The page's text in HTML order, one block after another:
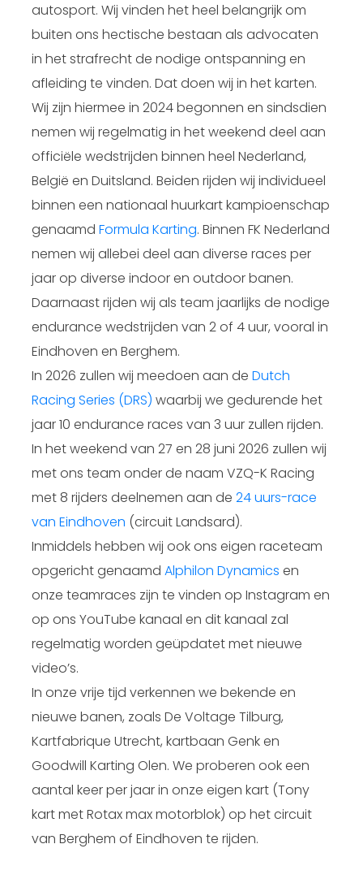
autosport. Wij vinden het heel belangrijk om
buiten ons hectische bestaan als advocaten
in het strafrecht de nodige ontspanning en
afleiding te vinden. Dat doen wij in het karten.
Wij zijn hiermee in 2024 begonnen en sindsdien
nemen wij regelmatig in het weekend deel aan
officiële wedstrijden binnen heel Nederland,
België en Duitsland. Beiden rijden wij individueel
binnen een nationaal huurkart kampioenschap
genaamd Formula Karting. Binnen FK Nederland
nemen wij allebei deel aan diverse races per
jaar op diverse indoor en outdoor banen.
Daarnaast rijden wij als team jaarlijks de nodige
endurance wedstrijden van 2 of 4 uur, vooral in
Eindhoven en Berghem.
In 2026 zullen wij meedoen aan de Dutch
Racing Series (DRS) waarbij we gedurende het
jaar 10 endurance races van 3 uur zullen rijden.
In het weekend van 27 en 28 juni 2026 zullen wij
met ons team onder de naam VZQ-K Racing
met 8 rijders deelnemen aan de 24 uurs-race
van Eindhoven (circuit Landsard).
Inmiddels hebben wij ook ons eigen raceteam
opgericht genaamd Alphilon Dynamics en
onze teamraces zijn te vinden op Instagram en
op ons YouTube kanaal en dit kanaal zal
regelmatig worden geüpdatet met nieuwe
video’s.
In onze vrije tijd verkennen we bekende en
nieuwe banen, zoals De Voltage Tilburg,
Kartfabrique Utrecht, kartbaan Genk en
Goodwill Karting Olen. We proberen ook een
aantal keer per jaar in onze eigen kart (Tony
kart met Rotax max motorblok) op het circuit
van Berghem of Eindhoven te rijden.